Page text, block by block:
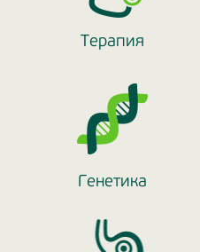
Терапия
Генетика